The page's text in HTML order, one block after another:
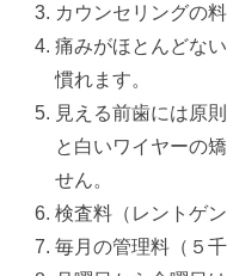
カウンセリングの
痛みがほとんどない
慣れます。
見える前歯には原
と白いワイヤーの
せん。
検査料（レントゲ
毎月の管理料（５